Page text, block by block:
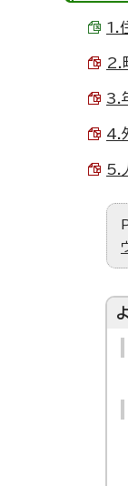
1.
2.
3.
4.
5.